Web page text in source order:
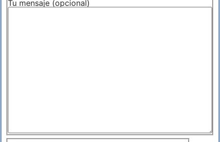
Tu mensaje (opcional)